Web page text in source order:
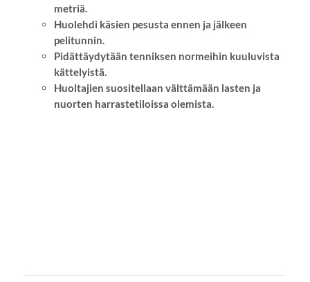
metriä.
Huolehdi käsien pesusta ennen ja jälkeen
pelitunnin.
Pidättäydytään tenniksen normeihin kuuluvista
kättelyistä.
Huoltajien suositellaan välttämään lasten ja
nuorten harrastetiloissa olemista.